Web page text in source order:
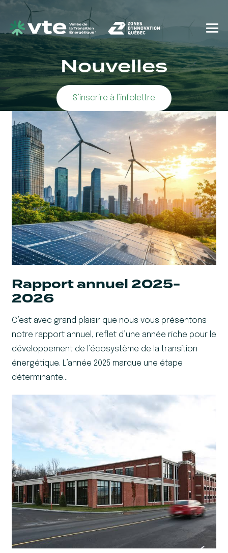
Nouvelles
S’inscrire à l’infolettre
Rapport annuel 2025-
2026
C’est avec grand plaisir que nous vous présentons
notre rapport annuel, reflet d’une année riche pour le
développement de l’écosystème de la transition
énergétique. L’année 2025 marque une étape
déterminante…